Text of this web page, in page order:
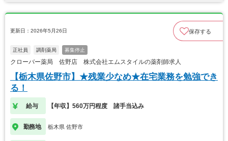
更新日：2026年5月26日 保存する
正社員 調剤薬局 募集停止
クローバー薬局 佐野店 株式会社エムスタイルの薬剤師求人
【栃木県佐野市】★残業少なめ★在宅業務を勉強でき
る！
給与 【年収】560万円程度 諸手当込み
勤務地 栃木県 佐野市